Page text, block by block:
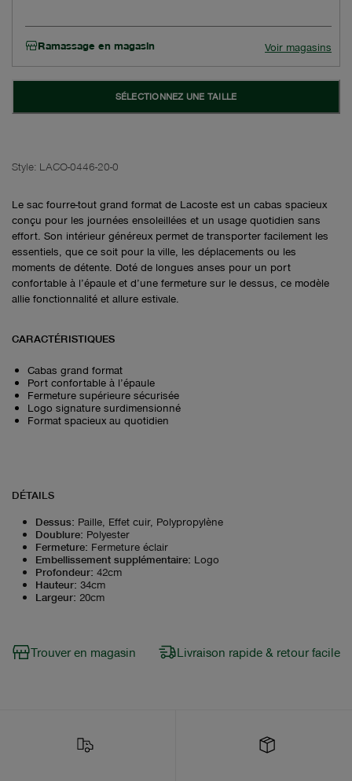
Ramassage en magasin Voir magasins
SÉLECTIONNEZ UNE TAILLE
Style: LACO-0446-20-0
Le sac fourre-tout grand format de Lacoste est un cabas spacieux
conçu pour les journées ensoleillées et un usage quotidien sans
effort. Son intérieur généreux permet de transporter facilement les
essentiels, que ce soit pour la ville, les déplacements ou les
moments de détente. Doté de longues anses pour un port
confortable à l’épaule et d’une fermeture sur le dessus, ce modèle
allie fonctionnalité et allure estivale.
CARACTÉRISTIQUES
Cabas grand format
Port confortable à l’épaule
Fermeture supérieure sécurisée
Logo signature surdimensionné
Format spacieux au quotidien
DÉTAILS
Dessus: Paille, Effet cuir, Polypropylène
Doublure: Polyester
Fermeture: Fermeture éclair
Embellissement supplémentaire: Logo
Profondeur: 42cm
Hauteur: 34cm
Largeur: 20cm
Trouver en magasin Livraison rapide & retour facile